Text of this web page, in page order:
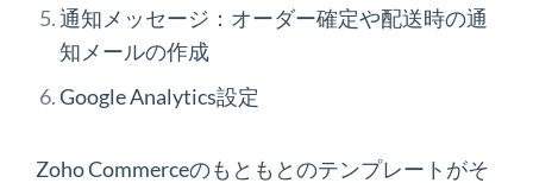
通知メッセージ：オーダー確定や配送時の通
知メールの作成
Google Analytics設定
Zoho Commerceのもともとのテンプレートがそ